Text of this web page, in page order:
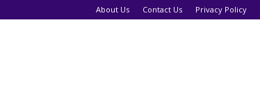
About Us Contact Us Privacy Policy